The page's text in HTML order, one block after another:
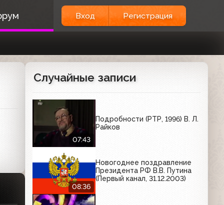
Вход Регистрация
Случайные записи
07:43
Подробности (РТР, 1996) В. Л.
Райков
08:36
Новогоднее поздравление
Президента РФ В.В. Путина
(Первый канал, 31.12.2003)